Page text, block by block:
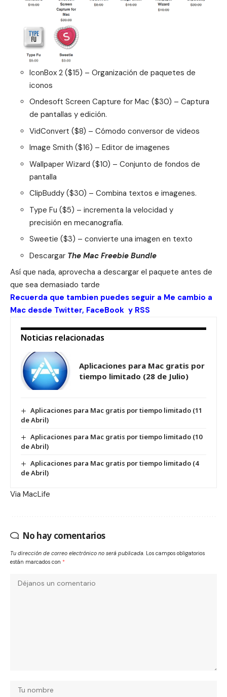
IconBox 2 ($15) – Organización de paquetes de
iconos
Ondesoft Screen Capture for Mac ($30) – Captura
de pantallas y edición.
VidConvert ($8) – Cómodo conversor de videos
Image Smith ($16) – Editor de imagenes
Wallpaper Wizard ($10) – Conjunto de fondos de
pantalla
ClipBuddy ($30) – Combina textos e imagenes.
Type Fu ($5) – incrementa la velocidad y
precisión en mecanografía.
Sweetie ($3) – convierte una imagen en texto
Descargar The Mac Freebie Bundle
Así que nada, aprovecha a descargar el paquete antes de
que sea demasiado tarde
Recuerda que tambien puedes seguir a Me cambio a
Mac desde Twitter, FaceBook y RSS
Noticias relacionadas
Aplicaciones para Mac gratis por
tiempo limitado (28 de Julio)
Aplicaciones para Mac gratis por tiempo limitado (11
de Abril)
Aplicaciones para Mac gratis por tiempo limitado (10
de Abril)
Aplicaciones para Mac gratis por tiempo limitado (4
de Abril)
Via MacLife
No hay comentarios
Tu dirección de correo electrónico no será publicada. Los campos obligatorios
están marcados con *